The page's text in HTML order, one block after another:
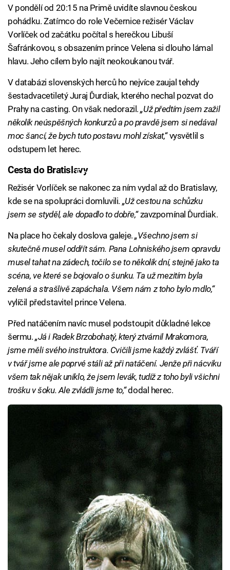
V pondělí od 20:15 na Primě uvidíte slavnou českou
pohádku. Zatímco do role Večernice režisér Václav
Vorlíček od začátku počítal s herečkou Libuší
Šafránkovou, s obsazením prince Velena si dlouho lámal
hlavu. Jeho cílem bylo najít neokoukanou tvář.
V databázi slovenských herců ho nejvíce zaujal tehdy
šestadvacetiletý Juraj Ďurdiak, kterého nechal pozvat do
Prahy na casting. On však nedorazil.„Už předtím jsem zažil
několik neúspěšných konkurzů a po pravdě jsem si nedával
moc šancí, že bych tuto postavu mohl získat,“vysvětlil s
odstupem let herec.
Failed to fetch
Cesta do Bratislavy
Režisér Vorlíček se nakonec za ním vydal až do Bratislavy,
kde se na spolupráci domluvili. „Už cestou na schůzku
jsem se styděl, ale dopadlo to dobře,“zavzpomínal Ďurdiak.
Na place ho čekaly doslova galeje. „Všechno jsem si
skutečně musel oddřít sám. Pana Lohniského jsem opravdu
musel tahat na zádech, točilo se to několik dní, stejně jako ta
scéna, ve které se bojovalo o šunku. Ta už mezitím byla
zelená a strašlivě zapáchala. Všem nám z toho bylo mdlo,“
vylíčil představitel prince Velena.
Před natáčením navíc musel podstoupit důkladné lekce
šermu.„Já i Radek Brzobohatý, který ztvárnil Mrakomora,
jsme měli svého instruktora. Cvičili jsme každý zvlášť. Tváří
v tvář jsme ale poprvé stáli až při natáčení. Jenže při nácviku
všem tak nějak uniklo, že jsem levák, tudíž z toho byli všichni
trošku v šoku. Ale zvládli jsme to,“dodal herec.